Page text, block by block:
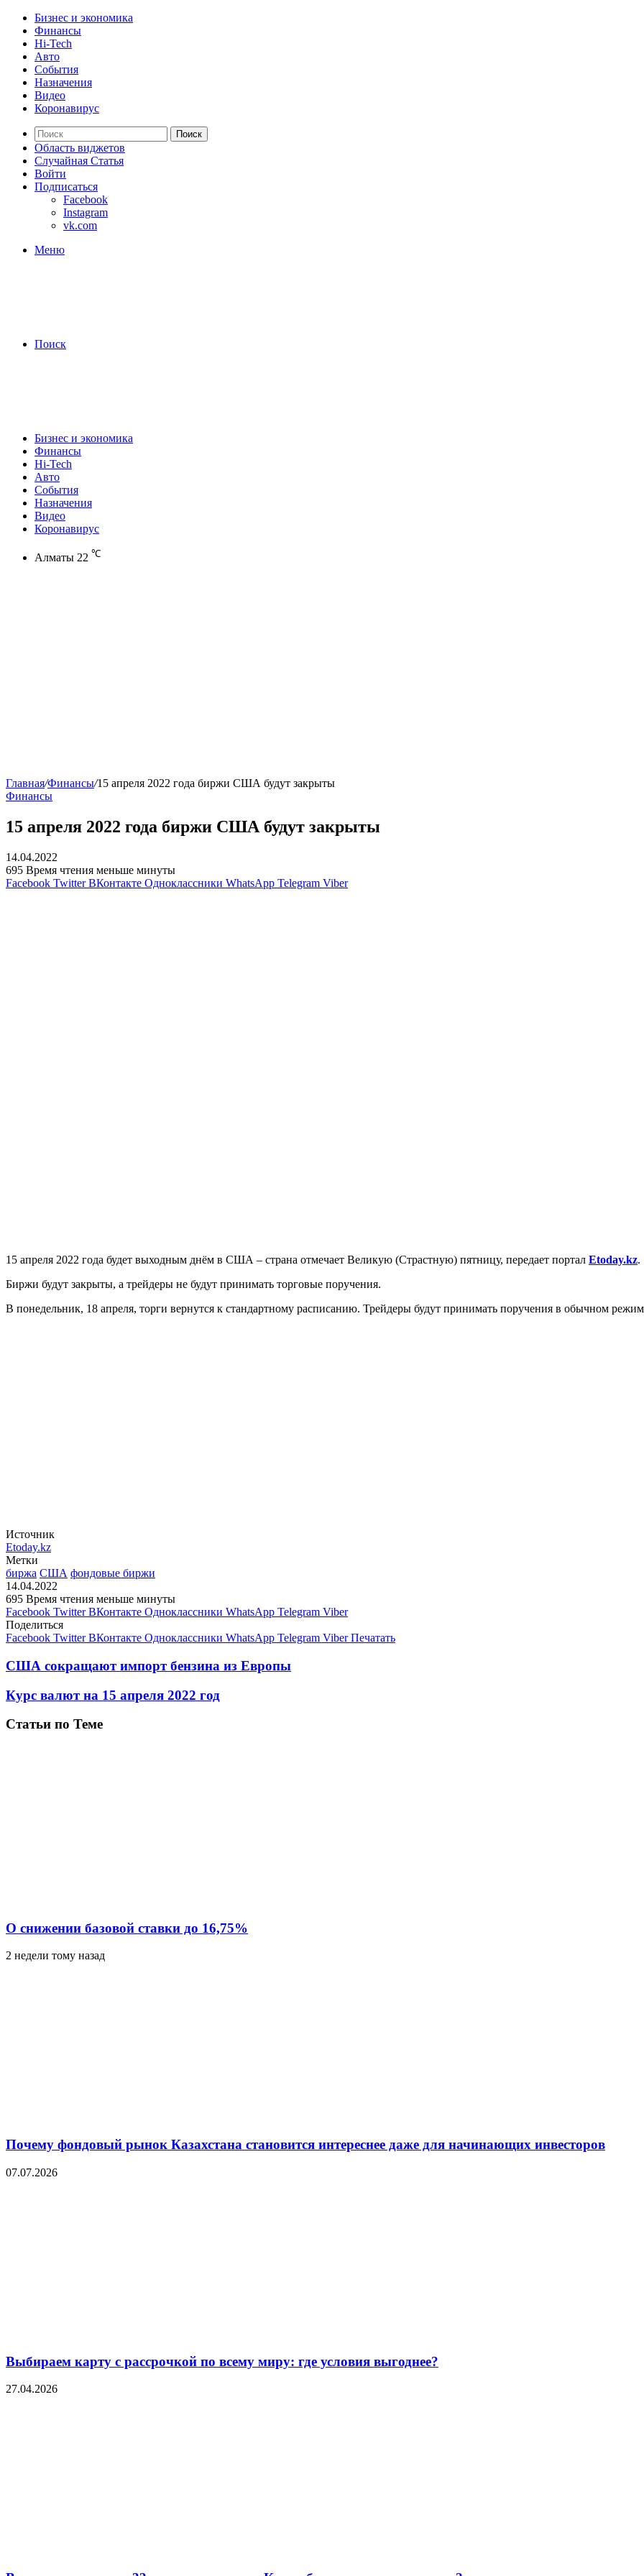
Бизнес и экономика
Финансы
Hi-Tech
Авто
События
Назначения
Видео
Коронавирус
Поиск
Область виджетов
Случайная Статья
Войти
Подписаться
Facebook
Instagram
vk.com
Меню
Поиск
Бизнес и экономика
Финансы
Hi-Tech
Авто
События
Назначения
Видео
Коронавирус
Алматы 22 ℃
Главная/Финансы/15 апреля 2022 года биржи США будут закрыты
Финансы
15 апреля 2022 года биржи США будут закрыты
14.04.2022
695 Время чтения меньше минуты
Facebook Twitter ВКонтакте Одноклассники WhatsApp Telegram Viber
15 апреля 2022 года будет выходным днём в США – страна отмечает Великую (Страстную) пятницу, передает портал Etoday.kz.
Биржи будут закрыты, а трейдеры не будут принимать торговые поручения.
В понедельник, 18 апреля, торги вернутся к стандартному расписанию. Трейдеры будут принимать поручения в обычном
Источник
Etoday.kz
Метки
биржа США фондовые биржи
14.04.2022
695 Время чтения меньше минуты
Facebook Twitter ВКонтакте Одноклассники WhatsApp Telegram Viber
Поделиться
Facebook Twitter ВКонтакте Одноклассники WhatsApp Telegram Viber Печатать
США сокращают импорт бензина из Европы
Курс валют на 15 апреля 2022 год
Статьи по Теме
О снижении базовой ставки до 16,75%
2 недели тому назад
Почему фондовый рынок Казахстана становится интереснее даже для начинающих инвесторов
07.07.2026
Выбираем карту с рассрочкой по всему миру: где условия выгоднее?
27.04.2026